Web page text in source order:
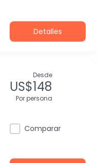
Detalles
Desde
US$148
Por persona
Comparar